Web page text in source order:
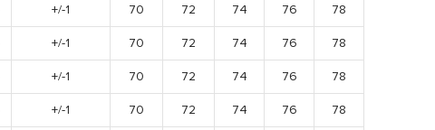
+/-1 70 72 74 76 78
+/-1 70 72 74 76 78
+/-1 70 72 74 76 78
+/-1 70 72 74 76 78